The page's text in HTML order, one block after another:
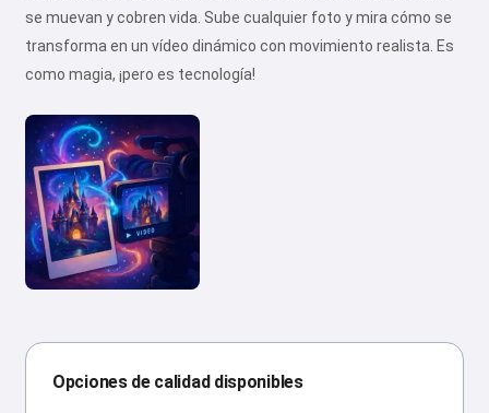
se muevan y cobren vida. Sube cualquier foto y mira cómo se
transforma en un vídeo dinámico con movimiento realista. Es
como magia, ¡pero es tecnología!
Opciones de calidad disponibles